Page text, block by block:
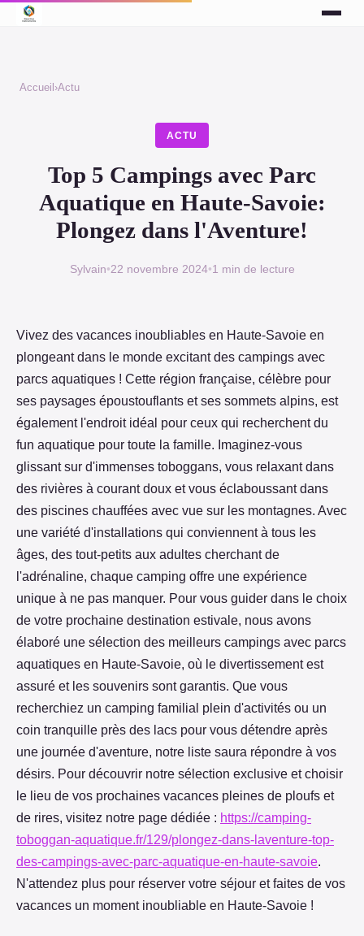
Accueil ›Actu
ACTU
Top 5 Campings avec Parc
Aquatique en Haute-Savoie:
Plongez dans l'Aventure!
Sylvain•22 novembre 2024•1 min de lecture
Vivez des vacances inoubliables en Haute-Savoie en
plongeant dans le monde excitant des campings avec
parcs aquatiques ! Cette région française, célèbre pour
ses paysages époustouflants et ses sommets alpins, est
également l'endroit idéal pour ceux qui recherchent du
fun aquatique pour toute la famille. Imaginez-vous
glissant sur d'immenses toboggans, vous relaxant dans
des rivières à courant doux et vous éclaboussant dans
des piscines chauffées avec vue sur les montagnes. Avec
une variété d'installations qui conviennent à tous les
âges, des tout-petits aux adultes cherchant de
l'adrénaline, chaque camping offre une expérience
unique à ne pas manquer. Pour vous guider dans le choix
de votre prochaine destination estivale, nous avons
élaboré une sélection des meilleurs campings avec parcs
aquatiques en Haute-Savoie, où le divertissement est
assuré et les souvenirs sont garantis. Que vous
recherchiez un camping familial plein d'activités ou un
coin tranquille près des lacs pour vous détendre après
une journée d'aventure, notre liste saura répondre à vos
désirs. Pour découvrir notre sélection exclusive et choisir
le lieu de vos prochaines vacances pleines de ploufs et
de rires, visitez notre page dédiée : https://camping-
toboggan-aquatique.fr/129/plongez-dans-laventure-top-
des-campings-avec-parc-aquatique-en-haute-savoie.
N'attendez plus pour réserver votre séjour et faites de vos
vacances un moment inoubliable en Haute-Savoie !